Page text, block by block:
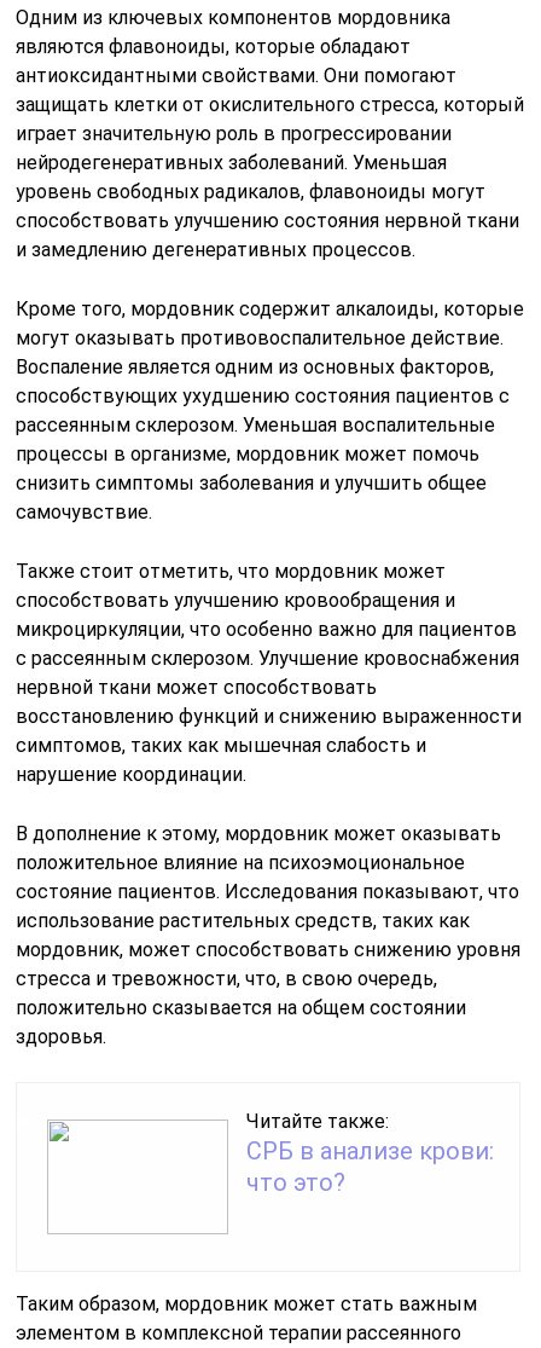
Одним из ключевых компонентов мордовника
являются флавоноиды, которые обладают
антиоксидантными свойствами. Они помогают
защищать клетки от окислительного стресса, который
играет значительную роль в прогрессировании
нейродегенеративных заболеваний. Уменьшая
уровень свободных радикалов, флавоноиды могут
способствовать улучшению состояния нервной ткани
и замедлению дегенеративных процессов.
Кроме того, мордовник содержит алкалоиды, которые
могут оказывать противовоспалительное действие.
Воспаление является одним из основных факторов,
способствующих ухудшению состояния пациентов с
рассеянным склерозом. Уменьшая воспалительные
процессы в организме, мордовник может помочь
снизить симптомы заболевания и улучшить общее
самочувствие.
Также стоит отметить, что мордовник может
способствовать улучшению кровообращения и
микроциркуляции, что особенно важно для пациентов
с рассеянным склерозом. Улучшение кровоснабжения
нервной ткани может способствовать
восстановлению функций и снижению выраженности
симптомов, таких как мышечная слабость и
нарушение координации.
В дополнение к этому, мордовник может оказывать
положительное влияние на психоэмоциональное
состояние пациентов. Исследования показывают, что
использование растительных средств, таких как
мордовник, может способствовать снижению уровня
стресса и тревожности, что, в свою очередь,
положительно сказывается на общем состоянии
здоровья.
Читайте также:
СРБ в анализе крови:
что это?
Таким образом, мордовник может стать важным
элементом в комплексной терапии рассеянного